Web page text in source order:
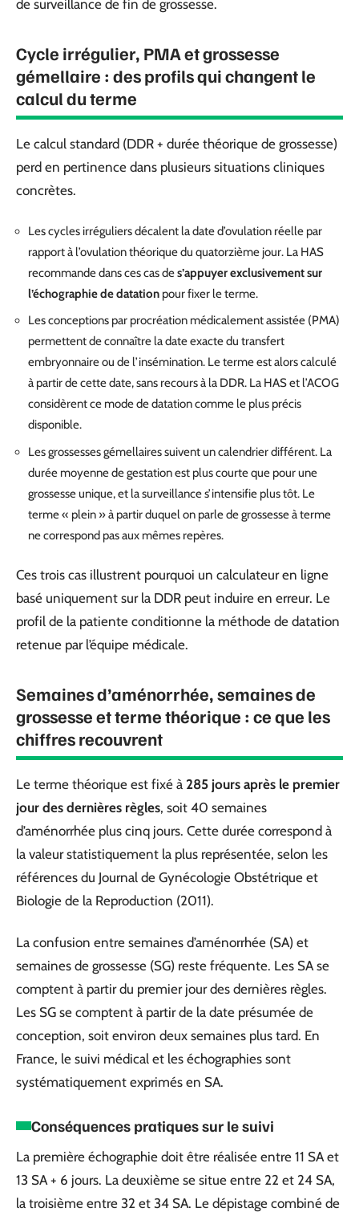
de surveillance de fin de grossesse.
Cycle irrégulier, PMA et grossesse
gémellaire : des profils qui changent le
calcul du terme
Le calcul standard (DDR + durée théorique de grossesse)
perd en pertinence dans plusieurs situations cliniques
concrètes.
Les cycles irréguliers décalent la date d’ovulation réelle par
rapport à l’ovulation théorique du quatorzième jour. La HAS
recommande dans ces cas des’appuyer exclusivement sur
l’échographie de datation pour fixer le terme.
Les conceptions par procréation médicalement assistée (PMA)
permettent de connaître la date exacte du transfert
embryonnaire ou de l’insémination. Le terme est alors calculé
à partir de cette date, sans recours à la DDR. La HAS et l’ACOG
considèrent ce mode de datation comme le plus précis
disponible.
Les grossesses gémellaires suivent un calendrier différent. La
durée moyenne de gestation est plus courte que pour une
grossesse unique, et la surveillance s’intensifie plus tôt. Le
terme « plein » à partir duquel on parle de grossesse à terme
ne correspond pas aux mêmes repères.
Ces trois cas illustrent pourquoi un calculateur en ligne
basé uniquement sur la DDR peut induire en erreur. Le
profil de la patiente conditionne la méthode de datation
retenue par l’équipe médicale.
Semaines d’aménorrhée, semaines de
grossesse et terme théorique : ce que les
chiffres recouvrent
Le terme théorique est fixé à 285 jours après le premier
jour des dernières règles, soit 40 semaines
d’aménorrhée plus cinq jours. Cette durée correspond à
la valeur statistiquement la plus représentée, selon les
références du Journal de Gynécologie Obstétrique et
Biologie de la Reproduction (2011).
La confusion entre semaines d’aménorrhée (SA) et
semaines de grossesse (SG) reste fréquente. Les SA se
comptent à partir du premier jour des dernières règles.
Les SG se comptent à partir de la date présumée de
conception, soit environ deux semaines plus tard. En
France, le suivi médical et les échographies sont
systématiquement exprimés en SA.
Conséquences pratiques sur le suivi
La première échographie doit être réalisée entre 11 SA et
13 SA + 6 jours. La deuxième se situe entre 22 et 24 SA,
la troisième entre 32 et 34 SA. Le dépistage combiné de